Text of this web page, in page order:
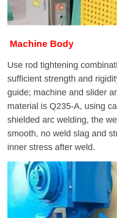
Machine Body
Use rod tightening
sufficient strength and
guide; machine and slider
material is Q235-A, using
shielded arc welding, the
smooth, no weld slag and
inner stress after weld.